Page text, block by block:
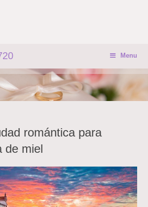
Menu
romántica para
de miel